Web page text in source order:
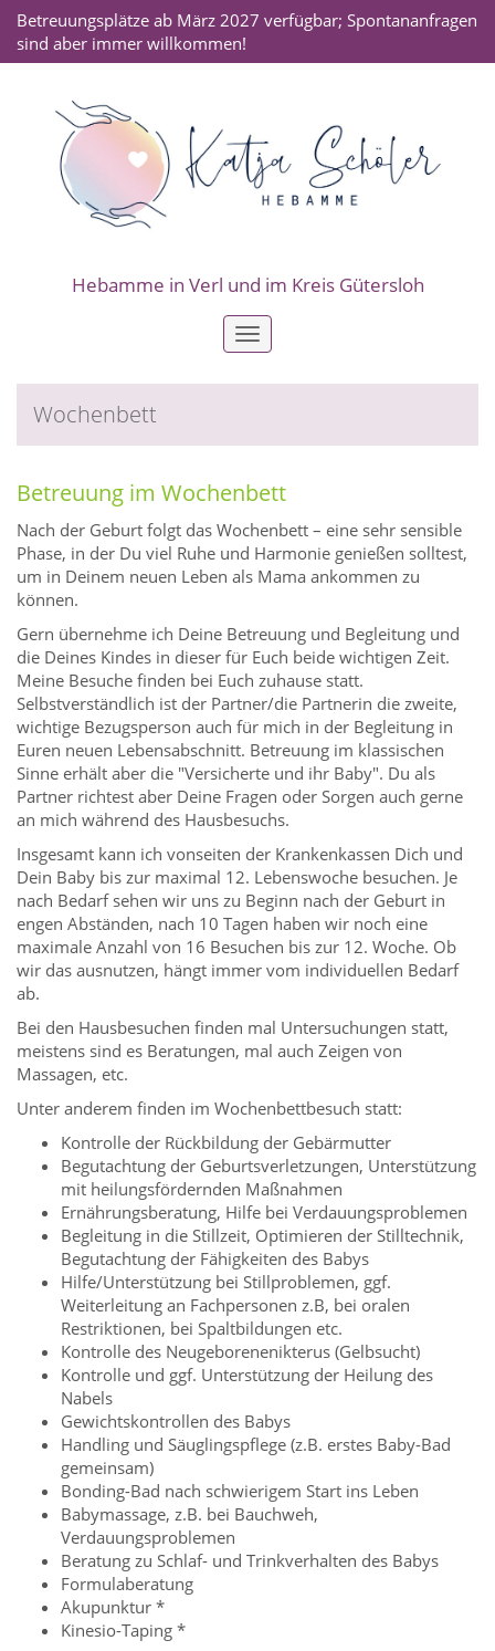
Betreuungsplätze ab März 2027 verfügbar; Spontananfragen
sind aber immer willkommen!
Hebamme in Verl und im Kreis Gütersloh
Toggle
Wochenbett
Betreuung im Wochenbett
Nach der Geburt folgt das Wochenbett – eine sehr sensible
Phase, in der Du viel Ruhe und Harmonie genießen solltest,
um in Deinem neuen Leben als Mama ankommen zu
können.
Gern übernehme ich Deine Betreuung und Begleitung und
die Deines Kindes in dieser für Euch beide wichtigen Zeit.
Meine Besuche finden bei Euch zuhause statt.
Selbstverständlich ist der Partner/die Partnerin die zweite,
wichtige Bezugsperson auch für mich in der Begleitung in
Euren neuen Lebensabschnitt. Betreuung im klassischen
Sinne erhält aber die "Versicherte und ihr Baby". Du als
Partner richtest aber Deine Fragen oder Sorgen auch gerne
an mich während des Hausbesuchs.
Insgesamt kann ich vonseiten der Krankenkassen Dich und
Dein Baby bis zur maximal 12. Lebenswoche besuchen. Je
nach Bedarf sehen wir uns zu Beginn nach der Geburt in
engen Abständen, nach 10 Tagen haben wir noch eine
maximale Anzahl von 16 Besuchen bis zur 12. Woche. Ob
wir das ausnutzen, hängt immer vom individuellen Bedarf
ab.
Bei den Hausbesuchen finden mal Untersuchungen statt,
meistens sind es Beratungen, mal auch Zeigen von
Massagen, etc.
Unter anderem finden im Wochenbettbesuch statt:
Kontrolle der Rückbildung der Gebärmutter
Begutachtung der Geburtsverletzungen, Unterstützung
mit heilungsfördernden Maßnahmen
Ernährungsberatung, Hilfe bei Verdauungsproblemen
Begleitung in die Stillzeit, Optimieren der Stilltechnik,
Begutachtung der Fähigkeiten des Babys
Hilfe/Unterstützung bei Stillproblemen, ggf.
Weiterleitung an Fachpersonen z.B, bei oralen
Restriktionen, bei Spaltbildungen etc.
Kontrolle des Neugeborenenikterus (Gelbsucht)
Kontrolle und ggf. Unterstützung der Heilung des
Nabels
Gewichtskontrollen des Babys
Handling und Säuglingspflege (z.B. erstes Baby-Bad
gemeinsam)
Bonding-Bad nach schwierigem Start ins Leben
Babymassage, z.B. bei Bauchweh,
Verdauungsproblemen
Beratung zu Schlaf- und Trinkverhalten des Babys
Formulaberatung
Akupunktur *
Kinesio-Taping *